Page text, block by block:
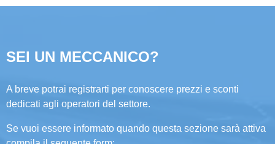
SEI UN MECCANICO?
A breve potrai registrarti per conoscere prezzi e sconti
dedicati agli operatori del settore.
Se vuoi essere informato quando questa sezione sarà attiva